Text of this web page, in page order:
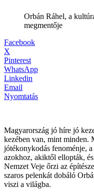
Orbán Ráhel, a
megmentője
Facebook
X
Pinterest
WhatsApp
Linkedin
Email
Nyomtatás
Magyarország jó híre jó
kezében van, mint minden.
jótékonykodás fenoménje,
azokhoz, akiktől ellopták,
Nemzet Veje őrzi az
szaros pelenkát dobáló
viszi a világba.